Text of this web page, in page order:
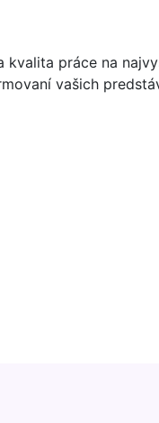
práce na
vašich